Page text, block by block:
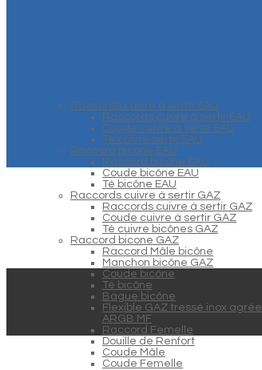
Raccords cuivre à sertir EAU
Raccords cuivre à sertir EAU
Coude cuivre à sertir EAU
Té cuivre sertir EAU
Raccord bicone EAU
Raccord bicône EAU
Coude bicône EAU
Té bicône EAU
Raccords cuivre à sertir GAZ
Raccords cuivre à sertir GAZ
Coude cuivre à sertir GAZ
Té cuivre bicônes GAZ
Raccord bicone GAZ
Raccord Mâle bicône
Manchon bicône GAZ
Coude bicône
Té bicône
Bague bicône
Flexible GAZ tressé inox agrée
ARGB MF
Raccord Femelle
Douille de Renfort
Coude Mâle
Coude Femelle